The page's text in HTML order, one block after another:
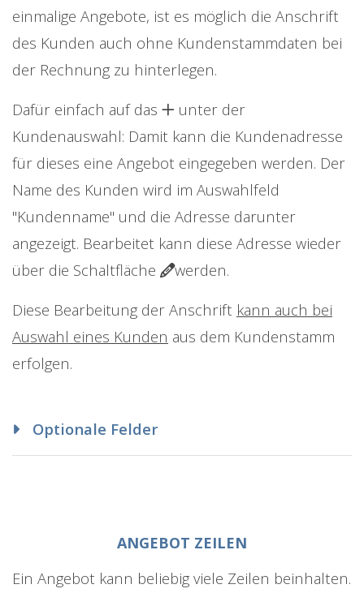
einmalige Angebote, ist es möglich die Anschrift
des Kunden auch ohne Kundenstammdaten bei
der Rechnung zu hinterlegen.
Dafür einfach auf das
unter der
Kundenauswahl: Damit kann die Kundenadresse
für dieses eine Angebot eingegeben werden. Der
Name des Kunden wird im Auswahlfeld
"Kundenname" und die Adresse darunter
angezeigt. Bearbeitet kann diese Adresse wieder
über die Schaltfläche
werden.
Diese Bearbeitung der Anschrift kann auch bei
Auswahl eines Kunden aus dem Kundenstamm
erfolgen.
Optionale Felder
ANGEBOT ZEILEN
Ein Angebot kann beliebig viele Zeilen beinhalten.